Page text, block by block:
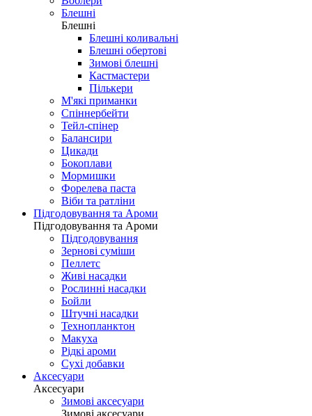
Блешні
Блешні
Блешні коливальні
Блешні обертові
Зимові блешні
Кастмастери
Пількери
М'які приманки
Спіннербейти
Тейл-спінер
Балансири
Цикади
Бокоплави
Мормишки
Форелева паста
Віби та ратліни
Підгодовування та Ароми
Підгодовування та Ароми
Підгодовування
Зернові суміши
Пеллетс
Живі насадки
Рослинні насадки
Бойли
Штучні насадки
Технопланктон
Макуха
Рідкі ароми
Сухі добавки
Аксесуари
Аксесуари
Зимові аксесуари
Зимові аксесуари